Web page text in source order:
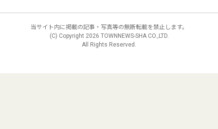
当サイト内に掲載の記事・写真等の無断転載を禁止します。
(C) Copyright 2026 TOWNNEWS-SHA CO.,LTD.
All Rights Reserved.